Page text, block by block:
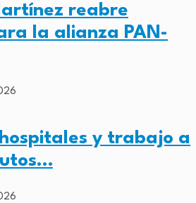
reabre
la alianza PAN-
hospitales y trabajo a